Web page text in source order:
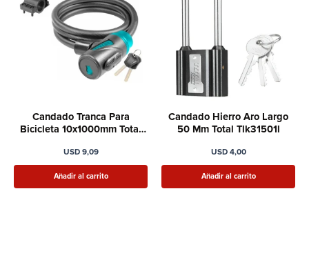
Candado Tranca Para
Bicicleta 10x1000mm Total
USD9,09
Añadir al carrito
Candado Hierro Aro Largo
50 Mm Total Tlk31501l
USD4,00
Añadir al carrito